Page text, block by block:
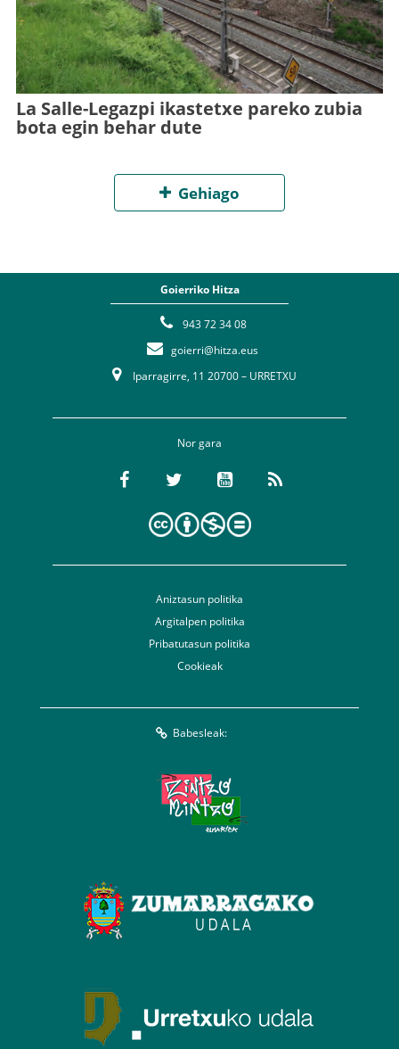
La Salle-Legazpi ikastetxe pareko zubia
bota egin behar dute
Gehiago
Goierriko Hitza
943 72 34 08
goierri@hitza.eus
Iparragirre, 11 20700 – URRETXU
Nor gara
Aniztasun politika
Argitalpen politika
Pribatutasun politika
Cookieak
Babesleak: